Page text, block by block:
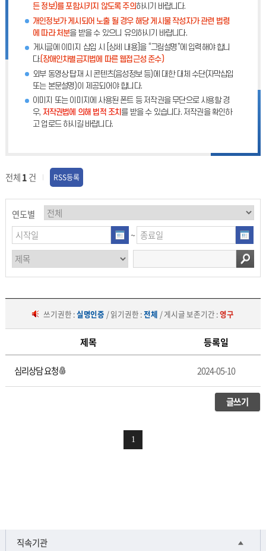
든 정보)를 포함시키지 않도록 주의하시기 바랍니다.
개인정보가 게시되어 노출 될 경우 해당 게시물 작성자가 관련 법령
에 따라 처분을 받을 수 있으니 유의하시기 바랍니다.
게시글에 이미지 삽입 시 [상세 내용]을 “그림설명”에 입력해야 합니
다.(장애인차별금지법에 따른 웹접근성 준수)
외부 동영상 탑재 시 콘텐츠(음성정보 등)에 대한 대체 수단(자막삽입
또는 본문설명)이 제공되어야 합니다.
이미지 또는 이미지에 사용된 폰트 등 저작권을 무단으로 사용할 경
우, 저작권법에 의해 법적 조치 를 받을 수 있습니다. 저작권을 확인하
고 업로드 하시길 바랍니다.
전체1건 RSS등록
연도별
~
쓰기권한 :실명인증 / 읽기권한 :전체 / 게시글 보존기간 :영구
버
제목 등록일
심리상담 요청 2024-05-10
글쓰기
1
직속기관